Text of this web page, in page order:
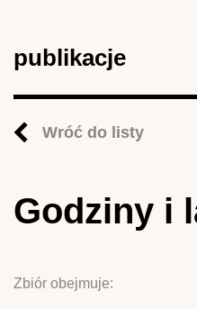
publikacje
Wróć do listy
Godziny i
Zbiór obejmuje: